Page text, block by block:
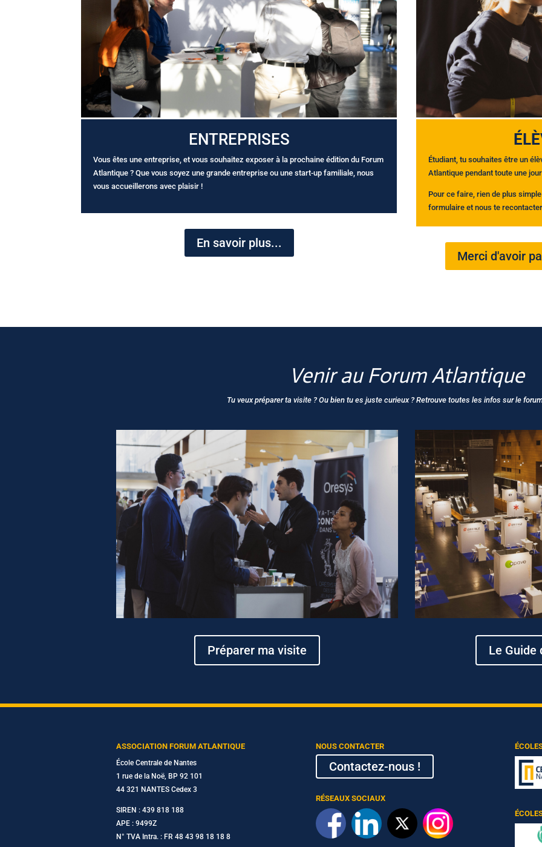
ENTREPRISES
Vous êtes une entreprise, et vous souhaitez exposer à la prochaine édition du Forum
Atlantique ? Que vous soyez une grande entreprise ou une start-up familiale, nous
vous accueillerons avec plaisir !
En savoir plus...
Étudiant, tu souhaites être un
Atlantique pendant toute une
Pour ce faire, rien de plus
formulaire et nous te
Merci d'avoir
Venir au Forum Atlantique
Tu veux préparer ta visite ? Ou bien tu es juste curieux ? Retrouve toutes les infos sur le
Préparer ma visite Le Guide
ASSOCIATION FORUM ATLANTIQUE
École Centrale de Nantes
1 rue de la Noë, BP 92 101
44 321 NANTES Cedex 3
SIREN : 439 818 188
APE : 9499Z
N° TVA Intra. : FR 48 43 98 18 18 8
NOUS CONTACTER
Contactez-nous !
RÉSEAUX SOCIAUX